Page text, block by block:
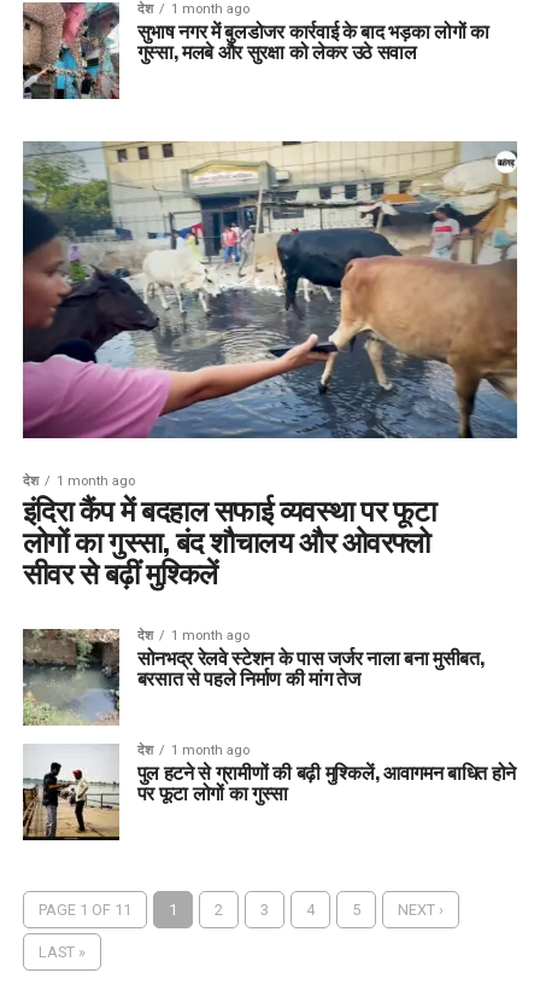
देश 1 month ago
सुभाष नगर में बुलडोजर कार्रवाई के बाद भड़का लोगों का
गुस्सा, मलबे और सुरक्षा को लेकर उठे सवाल
देश 1 month ago
इंदिरा कैंप में बदहाल सफाई व्यवस्था पर फूटा
लोगों का गुस्सा, बंद शौचालय और ओवरफ्लो
सीवर से बढ़ीं मुश्किलें
देश 1 month ago
सोनभद्र रेलवे स्टेशन के पास जर्जर नाला बना मुसीबत,
बरसात से पहले निर्माण की मांग तेज
देश 1 month ago
पुल हटने से ग्रामीणों की बढ़ी मुश्किलें, आवागमन बाधित होने
पर फूटा लोगों का गुस्सा
PAGE 1 OF 11 1 2 3 4 5 NEXT ›
LAST »